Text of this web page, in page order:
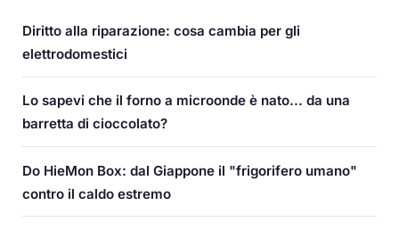
Diritto alla riparazione: cosa cambia per gli
elettrodomestici
Lo sapevi che il forno a microonde è nato... da una
barretta di cioccolato?
Do HieMon Box: dal Giappone il "frigorifero umano"
contro il caldo estremo